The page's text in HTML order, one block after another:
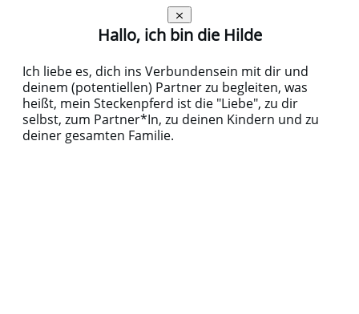
Hallo, ich bin die Hilde
Ich liebe es, dich ins Verbundensein mit dir und
deinem (potentiellen) Partner zu begleiten, was
heißt, mein Steckenpferd ist die "Liebe", zu dir
selbst, zum Partner*In, zu deinen Kindern und zu
deiner gesamten Familie.